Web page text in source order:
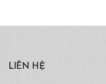
LIÊN HỆ